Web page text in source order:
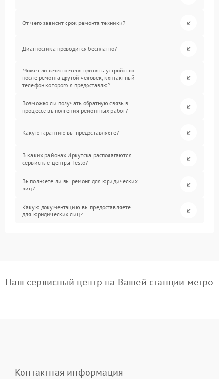
От чего зависит срок ремонта техники?
Диагностика проводится бесплатно?
Может ли вместо меня принять устройство
после ремонта другой человек, контактный
телефон которого я предоставлю?
Возможно ли получать обратную связь в
процессе выполнения ремонтных работ?
Какую гарантию вы предоставляете?
В каких районах Иркутска располагаются
сервисные центры Testo?
Выполняете ли вы ремонт для юридических
лиц?
Какую документацию вы предоставляете
для юридических лиц?
Наш сервисный центр на Вашей станции метро
Контактная информация